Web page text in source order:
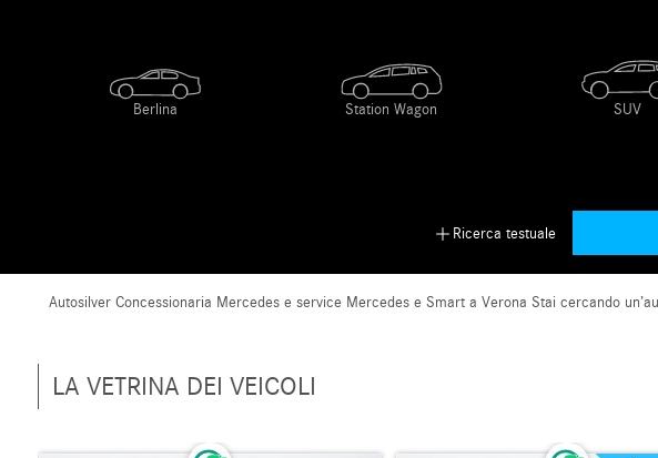
Ricerca testuale
Autosilver Concessionaria Mercedes e service Mercedes e Smart a Verona Stai cercando
LA VETRINA DEI VEICOLI